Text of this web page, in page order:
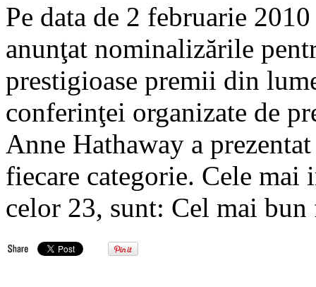
Pe data de 2 februarie
anunţat nominalizările
prestigioase premii din
conferinţei organizate de
Anne Hathaway a
fiecare categorie. Cele
celor 23, sunt: Cel mai